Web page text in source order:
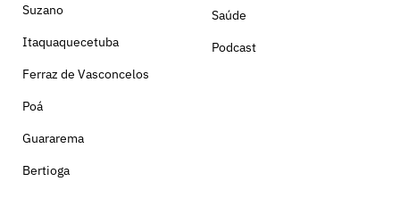
Suzano
Itaquaquecetuba
Ferraz de Vasconcelos
Poá
Guararema
Bertioga
Saúde
Podcast